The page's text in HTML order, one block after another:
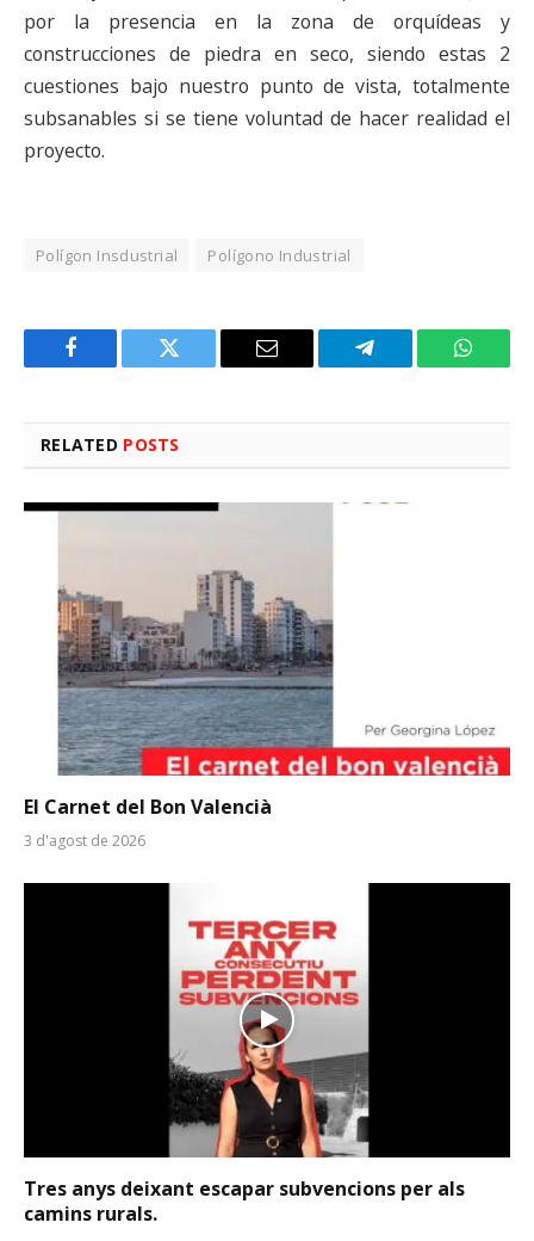
por la presencia en la zona de orquídeas y
construcciones de piedra en seco, siendo estas 2
cuestiones bajo nuestro punto de vista, totalmente
subsanables si se tiene voluntad de hacer realidad el
proyecto.
Polígon Insdustrial Polígono Industrial
Facebook Twitter Email Telegram
RELATED POSTS
El Carnet del Bon Valencià
3 d'agost de 2026
Tres anys deixant escapar subvencions per als
camins rurals.